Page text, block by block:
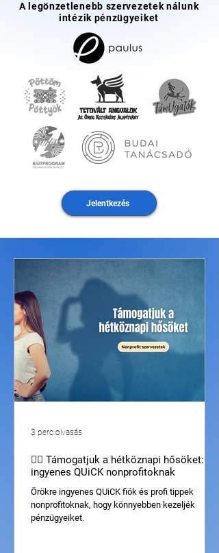
A legönzetlenebb szervezetek nálunk
intézik pénzügyeiket
Jelentkezés
🦸‍♂️ Támogatjuk a hétköznapi hősöket:
ingyenes QUiCK nonprofitoknak
Örökre ingyenes QUiCK fiók és profi tippek
nonprofitoknak, hogy könnyebben kezeljék
pénzügyeiket.
3 perc olvasás